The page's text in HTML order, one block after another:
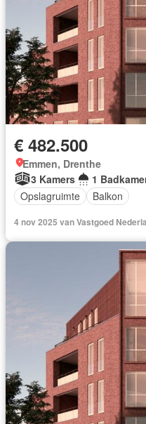
€ 482.500
Emmen, Drenthe
3 Kamers
1
Opslagruimte
Balkon
4 nov 2025 van Vastgoed